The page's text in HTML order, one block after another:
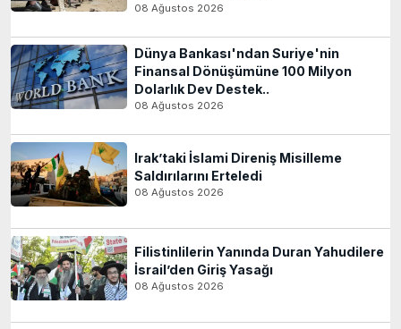
08 Ağustos 2026
Dünya Bankası'ndan Suriye'nin
Finansal Dönüşümüne 100 Milyon
Dolarlık Dev Destek..
08 Ağustos 2026
Irak’taki İslami Direniş Misilleme
Saldırılarını Erteledi
08 Ağustos 2026
Filistinlilerin Yanında Duran Yahudilere
İsrail’den Giriş Yasağı
08 Ağustos 2026